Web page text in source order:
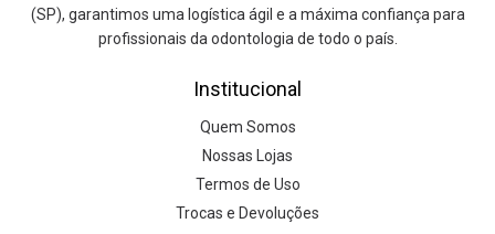
(SP), garantimos uma logística ágil e a máxima confiança para
profissionais da odontologia de todo o país.
Institucional
Quem Somos
Nossas Lojas
Termos de Uso
Trocas e Devoluções